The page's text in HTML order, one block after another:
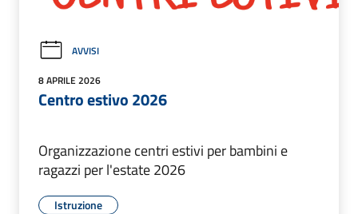
AVVISI
8 APRILE 2026
Centro estivo 2026
Organizzazione centri estivi per bambini e
ragazzi per l'estate 2026
Istruzione